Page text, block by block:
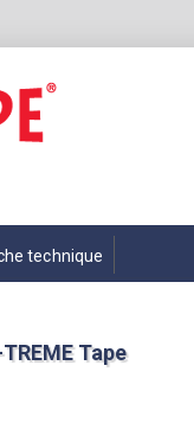
technique
Tape